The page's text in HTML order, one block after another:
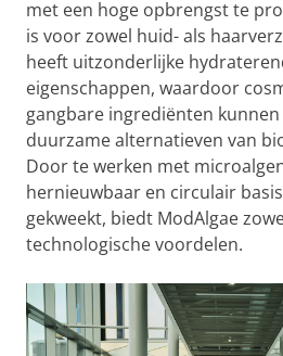
met een hoge opbrengst te
is voor zowel huid- als
heeft uitzonderlijke
eigenschappen, waardoor
gangbare ingrediënten
duurzame alternatieven van
Door te werken met
hernieuwbaar en circulair
gekweekt, biedt ModAlgae
technologische voordelen.